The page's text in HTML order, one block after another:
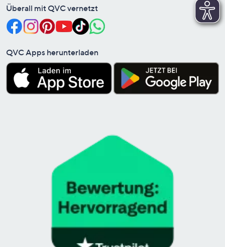
Überall mit QVC vernetzt
QVC Apps herunterladen